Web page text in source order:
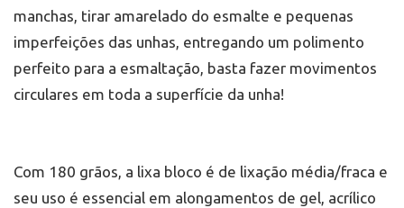
manchas, tirar amarelado do esmalte e pequenas
imperfeições das unhas, entregando um polimento
perfeito para a esmaltação, basta fazer movimentos
circulares em toda a superfície da unha!
Com 180 grãos, a lixa bloco é de lixação média/fraca e
seu uso é essencial em alongamentos de gel, acrílico